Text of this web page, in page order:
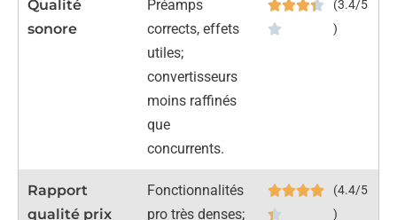
Qualité
sonore
Préamps
corrects, effets
utiles;
convertisseurs
moins raffinés
que
concurrents.
(3.4/5
)
Rapport
qualité prix
Fonctionnalités
pro très denses;
(4.4/5
)